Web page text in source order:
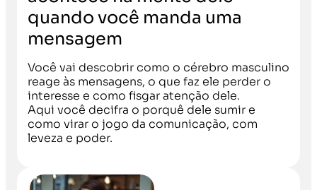
quando você manda uma
mensagem
Você vai descobrir como o cérebro masculino
reage às mensagens, o que faz ele perder o
interesse e como fisgar atenção dele.
Aqui você decifra o porquê dele sumir e
como virar o jogo da comunicação, com
leveza e poder.